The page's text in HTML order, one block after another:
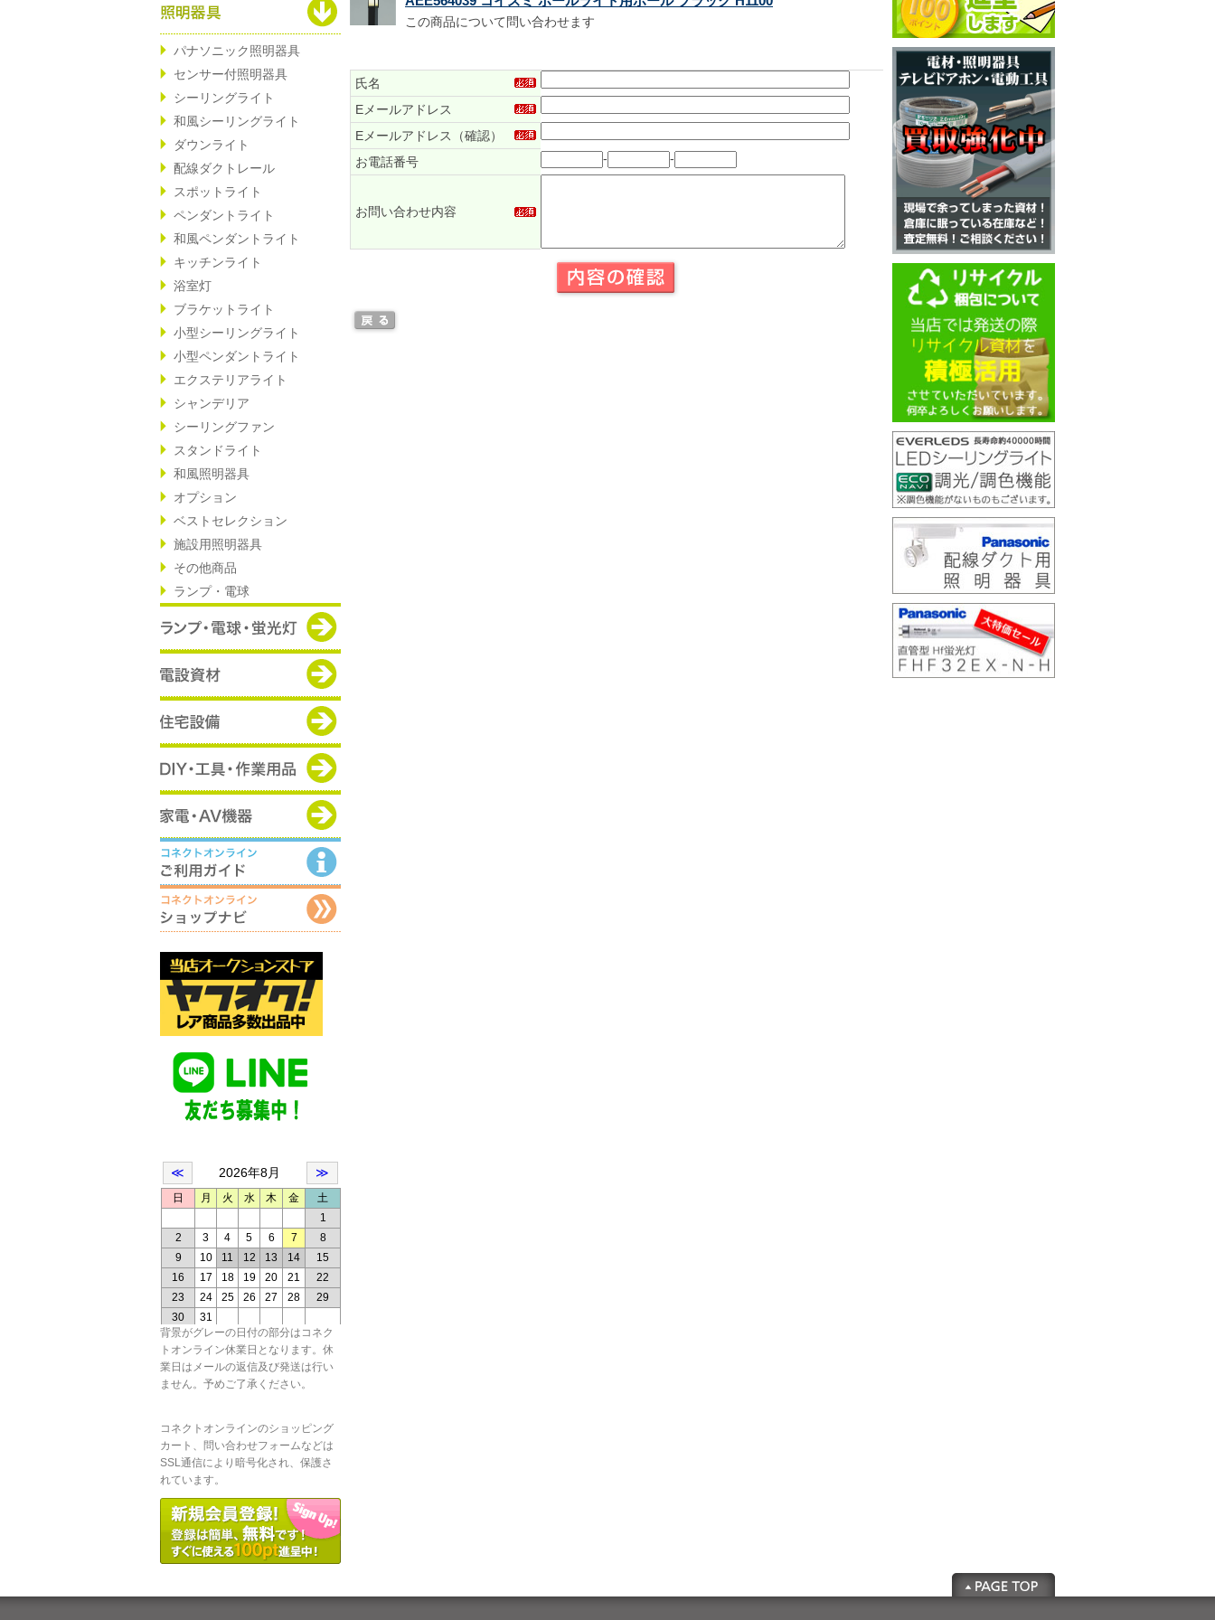
パナソニック照明器具
センサー付照明器具
シーリングライト
和風シーリングライト
ダウンライト
配線ダクトレール
スポットライト
ペンダントライト
和風ペンダントライト
キッチンライト
浴室灯
ブラケットライト
小型シーリングライト
小型ペンダントライト
エクステリアライト
シャンデリア
シーリングファン
スタンドライト
和風照明器具
オプション
ベストセレクション
施設用照明器具
その他商品
ランプ・電球
背景がグレーの日付の部分はコネク
トオンライン休業日となります。休
業日はメールの返信及び発送は行い
ません。予めご了承ください。
コネクトオンラインのショッピング
カート、問い合わせフォームなどは
SSL通信により暗号化され、保護さ
れています。
この商品について問い合わせます
氏名
Eメールアドレス
Eメールアドレス（確認）
お電話番号
- -
お問い合わせ内容